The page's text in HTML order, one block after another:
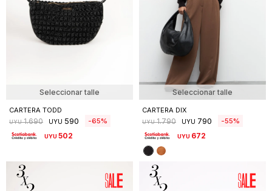
Seleccionar talle
CARTERA TODD
UYU 1.690 UYU 590 65
UYU502
Seleccionar talle
CARTERA DIX
UYU 1.790 UYU 790 55
UYU 672